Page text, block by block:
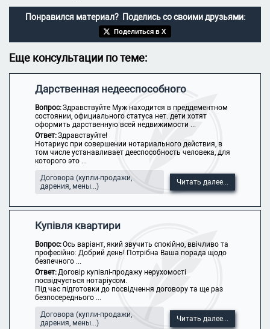
Понравился материал? Поделись со своими друзьями:
Поделиться в X
Еще консультации по теме:
Дарственная недееспособного
Вопрос:Здравствуйте Муж находится в преддементном
состоянии, официального статуса нет. дети хотят
оформить дарственную всей недвижимости ...
Ответ:Здравствуйте!
Нотариус при совершении нотариального действия, в
том числе устанавливает дееспособность человека, для
которого это ...
Договора (купли-продажи,
дарения, мены...)
Читать далее...
Купівля квартири
Вопрос:Ось варіант, який звучить спокійно, ввічливо та
професійно: Добрий день! Потрібна Ваша порада щодо
безпечного ...
Ответ:Договір купівлі-продажу нерухомості
посвідчується нотаріусом.
Під час підготовки до посвідчення договору та ще раз
безпосереднього ...
Договора (купли-продажи,
дарения, мены...)
Читать далее...